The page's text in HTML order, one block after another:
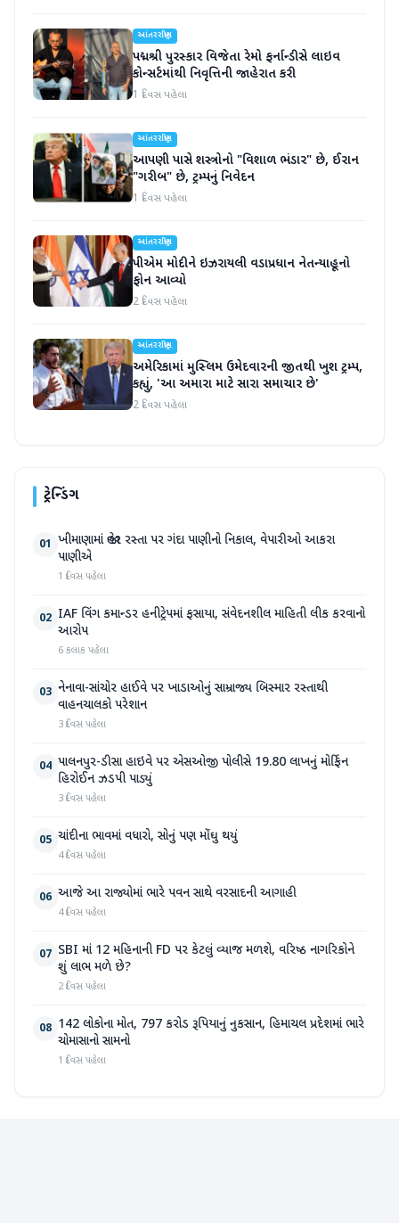
આંતરરાષ્ટ્રીય
પદ્મશ્રી પુરસ્કાર વિજેતા રેમો ફર્નાન્ડીસે લાઇવ
કોન્સર્ટમાંથી નિવૃત્તિની જાહેરાત કરી
1 દિવસ પહેલા
આંતરરાષ્ટ્રીય
આપણી પાસે શસ્ત્રોનો "વિશાળ ભંડાર" છે, ઈરાન
"ગરીબ" છે, ટ્રમ્પનું નિવેદન
1 દિવસ પહેલા
આંતરરાષ્ટ્રીય
પીએમ મોદીને ઇઝરાયલી વડાપ્રધાન નેતન્યાહૂનો
ફોન આવ્યો
2 દિવસ પહેલા
આંતરરાષ્ટ્રીય
અમેરિકામાં મુસ્લિમ ઉમેદવારની જીતથી ખુશ ટ્રમ્પ,
કહ્યું, 'આ અમારા માટે સારા સમાચાર છે'
2 દિવસ પહેલા
ટ્રેન્ડિંગ
01 ખીમાણામાં જાહેર રસ્તા પર ગંદા પાણીનો નિકાલ, વેપારીઓ આકરા
પાણીએ
1 દિવસ પહેલા
02 IAF વિંગ કમાન્ડર હનીટ્રેપમાં ફસાયા, સંવેદનશીલ માહિતી લીક કરવાનો
આરોપ
6 કલાક પહેલા
03 નેનાવા-સાંચોર હાઈવે પર ખાડાઓનું સામ્રાજ્ય બિસ્માર રસ્તાથી
વાહનચાલકો પરેશાન
3 દિવસ પહેલા
04 પાલનપુર-ડીસા હાઇવે પર એસઓજી પોલીસે 19.80 લાખનું મોર્ફિન
હિરોઈન ઝડપી પાડ્યું
3 દિવસ પહેલા
05 ચાંદીના ભાવમાં વધારો, સોનું પણ મોંઘુ થયું
4 દિવસ પહેલા
06 આજે આ રાજ્યોમાં ભારે પવન સાથે વરસાદની આગાહી
4 દિવસ પહેલા
07 SBI માં 12 મહિનાની FD પર કેટલું વ્યાજ મળશે, વરિષ્ઠ નાગરિકોને
શું લાભ મળે છે?
2 દિવસ પહેલા
08 142 લોકોના મોત, 797 કરોડ રૂપિયાનું નુકસાન, હિમાચલ પ્રદેશમાં ભારે
ચોમાસાનો સામનો
1 દિવસ પહેલા